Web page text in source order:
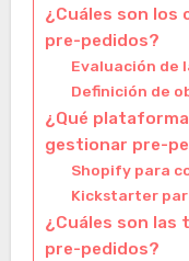
¿Cuáles son los
pre-pedidos?
Evaluación de
Definición de
¿Qué
gestionar pre-
Shopify para
Kickstarter
¿Cuáles son las
pre-pedidos?